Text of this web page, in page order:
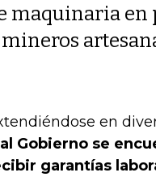
maquinaria en
en
Gobierno se
garantías